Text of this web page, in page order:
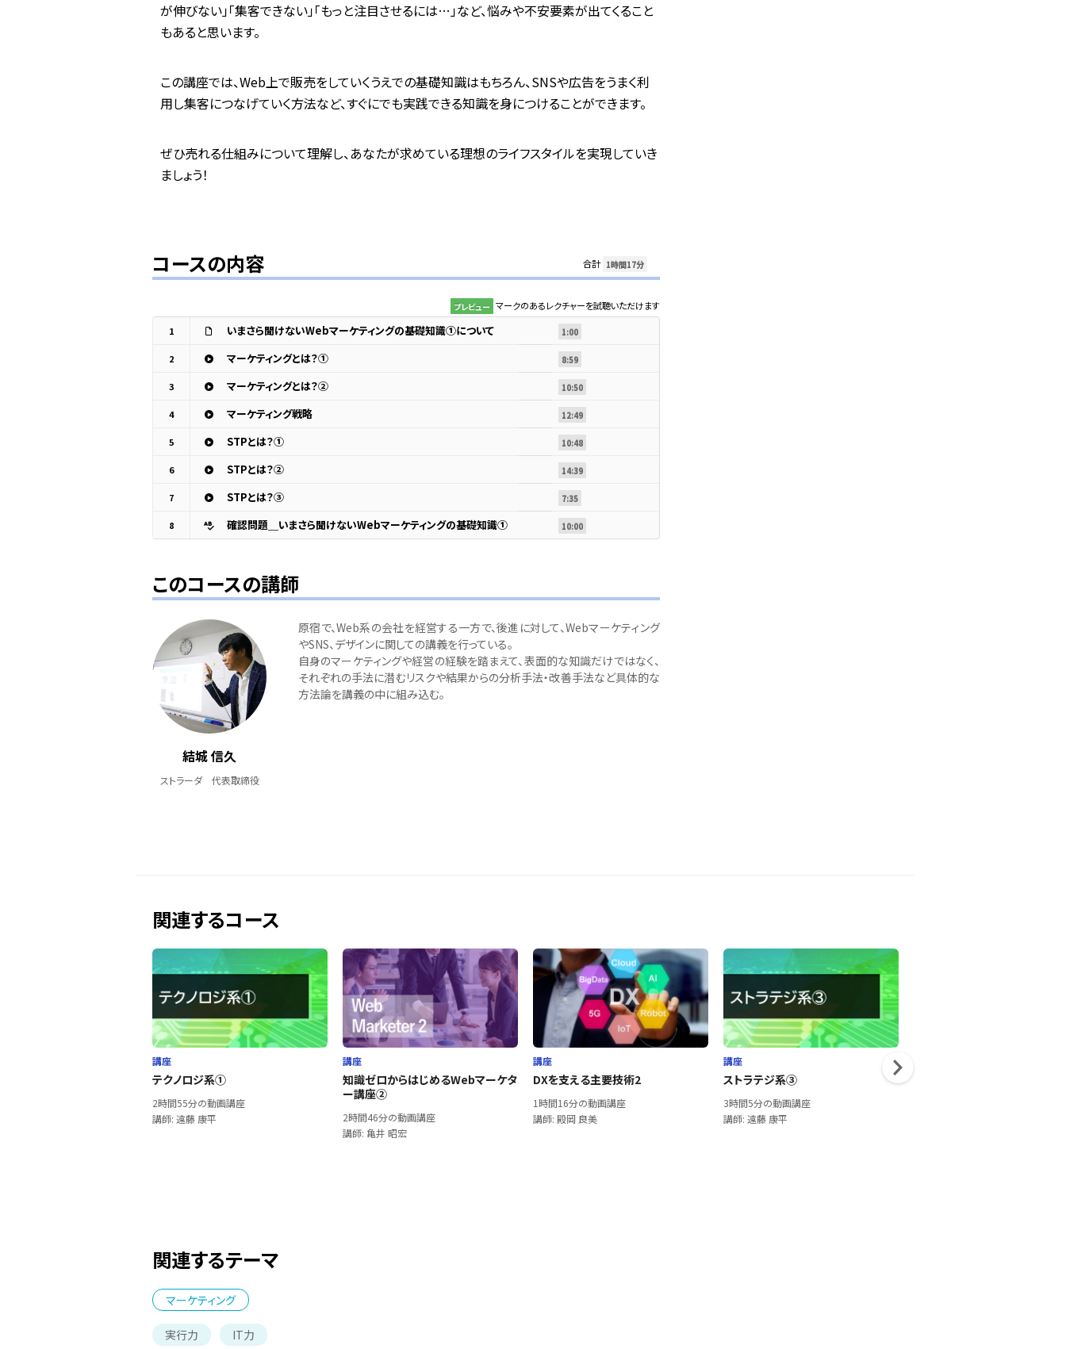
が伸びない」「集客できない」「もっと注目させるには…」など、悩みや不安要素が出てくること
もあると思います。
この講座では、Web上で販売をしていくうえでの基礎知識はもちろん、SNSや広告をうまく利
用し集客につなげていく方法など、すぐにでも実践できる知識を身につけることができます。
ぜひ売れる仕組みについて理解し、あなたが求めている理想のライフスタイルを実現していき
ましょう！
コースの内容 合計 1時間17分
プレビュー マークのあるレクチャーを試聴いただけます
1
いまさら聞けないWebマーケティングの基礎知識①について 1:00
2 マーケティングとは？① 8:59
3 マーケティングとは？② 10:50
4 マーケティング戦略 12:49
5 STPとは？① 10:48
6 STPとは？② 14:39
7 STPとは？③ 7:35
8 確認問題＿いまさら聞けないWebマーケティングの基礎知識① 10:00
このコースの講師
結城 信久
ストラーダ 代表取締役
原宿で、Web系の会社を経営する一方で、後進に対して、Webマーケティング
やSNS、デザインに関しての講義を行っている。
自身のマーケティングや経営の経験を踏まえて、表面的な知識だけではなく、
それぞれの手法に潜むリスクや結果からの分析手法・改善手法など具体的な
方法論を講義の中に組み込む。
関連するコース
講座
テクノロジ系①
2時間55分の動画講座
講師: 遠藤 康平
講座
知識ゼロからはじめるWebマーケタ
ー講座②
2時間46分の動画講座
講師: 亀井 昭宏
講座
DXを支える主要技術2
1時間16分の動画講座
講師: 殿岡 良美
講座
ストラテジ系③
3時間5分の動画講座
講師: 遠藤 康平
関連するテーマ
マーケティング
実行力 IT力